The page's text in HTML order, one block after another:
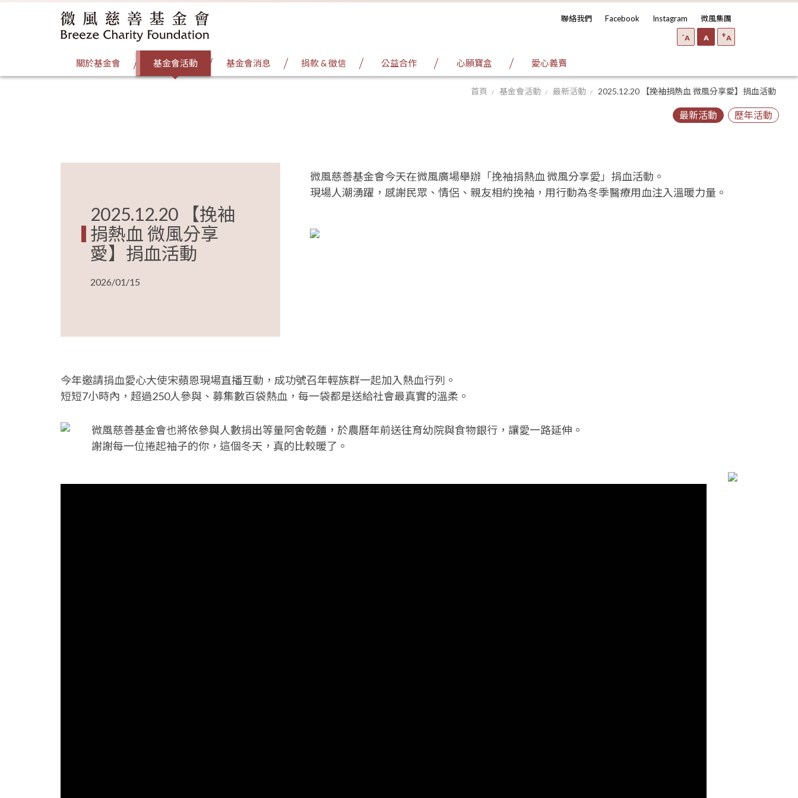
聯絡我們 Facebook Instagram 微風集團
+A
A
-A
關於基金會 基金會活動 基金會消息 捐款 & 徵信 公益合作 心願寶盒 愛心義賣
首頁 基金會活動 最新活動 2025.12.20 【挽袖捐熱血 微風分享愛】捐血活動
最新活動 歷年活動
2025.12.20 【挽袖
捐熱血 微風分享
愛】捐血活動
2026/01/15
微風慈善基金會今天在微風廣場舉辦「挽袖捐熱血 微風分享愛」捐血活動。
現場人潮湧躍，感謝民眾、情侶、親友相約挽袖，用行動為冬季醫療用血注入溫暖力量。
今年邀請捐血愛心大使宋蘋恩現場直播互動，成功號召年輕族群一起加入熱血行列。
短短7小時內，超過250人參與、募集數百袋熱血，每一袋都是送給社會最真實的溫柔。
微風慈善基金會也將依參與人數捐出等量阿舍乾麵，於農曆年前送往育幼院與食物銀行，讓愛一路延伸。
謝謝每一位捲起袖子的你，這個冬天，真的比較暖了。